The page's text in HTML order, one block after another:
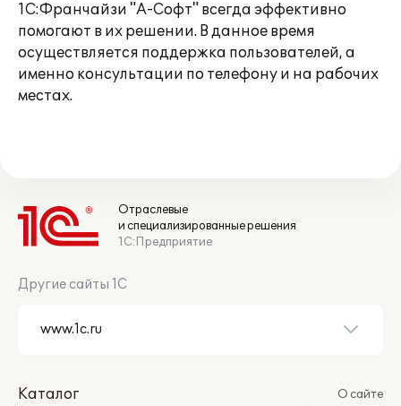
1С:Франчайзи "А-Софт" всегда эффективно
помогают в их решении. В данное время
осуществляется поддержка пользователей, а
именно консультации по телефону и на рабочих
местах.
Отраслевые
и специализированные решения
1С:Предприятие
Другие сайты 1С
Каталог
О сайте